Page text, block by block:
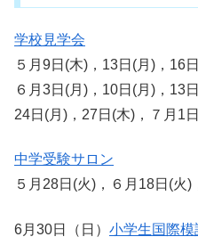
学校見学会
５月9日(木)，13日(月)，16
６月3日(月)，10日(月)，13
24日(月)，27日(木)，７月1
中学受験サロン
５月28日(火)，６月18日(火)
6月30日（日） 小学生国際